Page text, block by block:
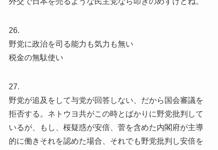
26.
野党に政治を司る能力も気力も無い
税金の無駄使い
27.
野党が追及をして与党が回答しない、だから国会審議を
拒否する。ネトウヨ共がこの時とばかりに野党批判して
いるが、もし、桜疑惑が安倍、菅を含めた内閣府が主導
的に働きそれを認めた場合、それでも野党批判し安倍を